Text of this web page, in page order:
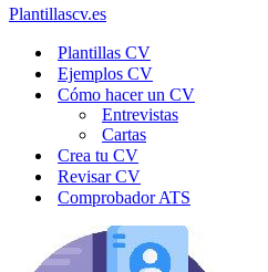
Plantillascv.es
Plantillas CV
Ejemplos CV
Cómo hacer un CV
Entrevistas
Cartas
Crea tu CV
Revisar CV
Comprobador ATS